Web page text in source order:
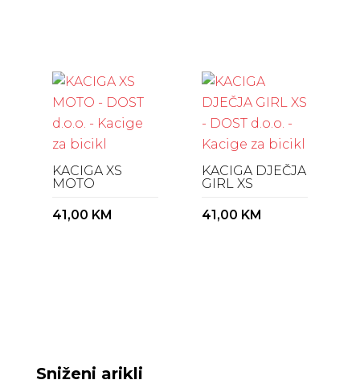
KACIGA XS
MOTO
41,00 KM
KACIGA DJEČJA
GIRL XS
41,00 KM
Sniženi arikli